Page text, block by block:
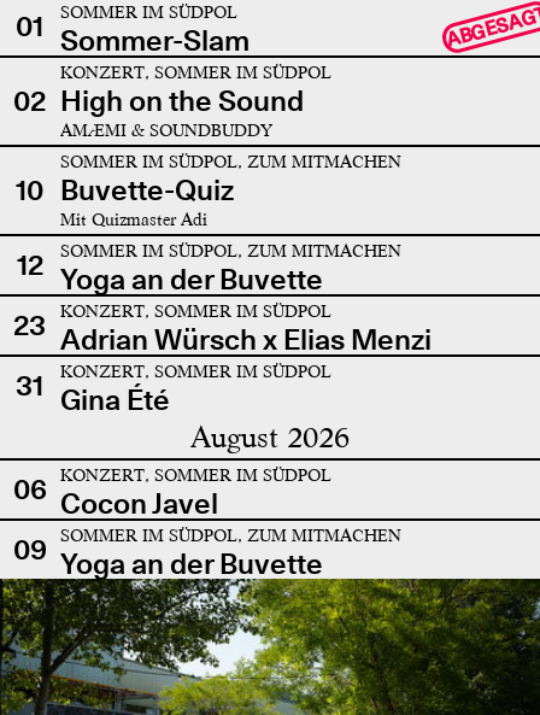
01 SOMMER IM SÜDPOL
Sommer-Slam
02
KONZERT, SOMMER IM SÜDPOL
High on the Sound
AMÆMI & SOUNDBUDDY
10
SOMMER IM SÜDPOL, ZUM MITMACHEN
Buvette-Quiz
Mit Quizmaster Adi
12 SOMMER IM SÜDPOL, ZUM MITMACHEN
Yoga an der Buvette
23
KONZERT, SOMMER IM SÜDPOL
Adrian Würsch x Elias Menzi
31
KONZERT, SOMMER IM SÜDPOL
Gina Été
August 2026
06 KONZERT, SOMMER IM SÜDPOL
Cocon Javel
09
SOMMER IM SÜDPOL, ZUM MITMACHEN
Yoga an der Buvette